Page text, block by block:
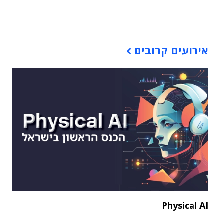
אירועים קרובים
Physical AI